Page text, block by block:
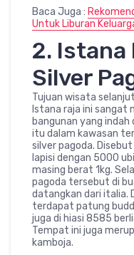
Baca Juga :
Untuk Liburan
2. Istana
Silver
Tujuan wisata
Istana raja ini sangat
bangunan yang indah
itu dalam kawasan
silver pagoda.
lapisi dengan 5000
masing berat 1kg.
pagoda tersebut di
datangkan dari italia.
terdapat patung
juga di hiasi 8585
Tempat ini juga
kamboja.